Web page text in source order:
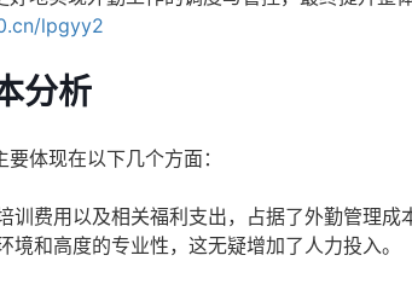
lpgyy2
分析
体现在以下几个方面：
训费用以及相关福利支出，占据了外勤管理
和高度的专业性，这无疑增加了人力投入。